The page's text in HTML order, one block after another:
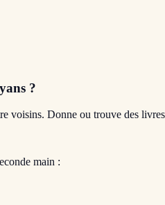
?
voisins. Donne ou trouve des
main :